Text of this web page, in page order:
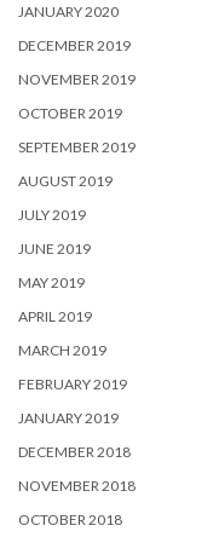
JANUARY 2020
DECEMBER 2019
NOVEMBER 2019
OCTOBER 2019
SEPTEMBER 2019
AUGUST 2019
JULY 2019
JUNE 2019
MAY 2019
APRIL 2019
MARCH 2019
FEBRUARY 2019
JANUARY 2019
DECEMBER 2018
NOVEMBER 2018
OCTOBER 2018